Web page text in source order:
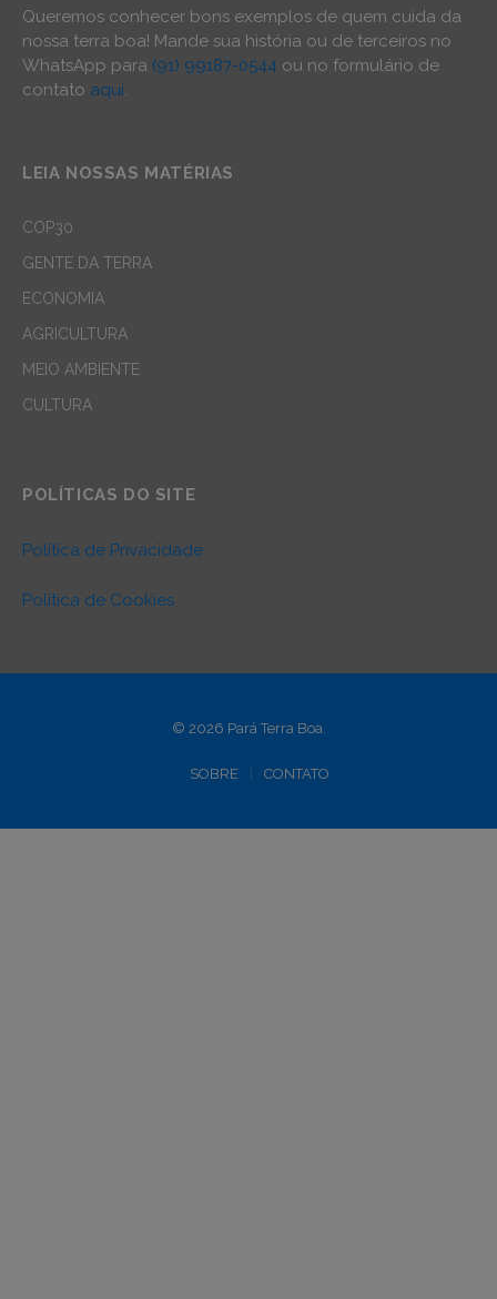
Queremos conhecer bons exemplos de quem cuida da
nossa terra boa! Mande sua história ou de terceiros no
WhatsApp para (91) 99187-0544 ou no formulário de
contato aqui.
LEIA NOSSAS MATÉRIAS
COP30
GENTE DA TERRA
ECONOMIA
AGRICULTURA
MEIO AMBIENTE
CULTURA
POLÍTICAS DO SITE
Política de Privacidade
Política de Cookies
© 2026 Pará Terra Boa.
SOBRE CONTATO